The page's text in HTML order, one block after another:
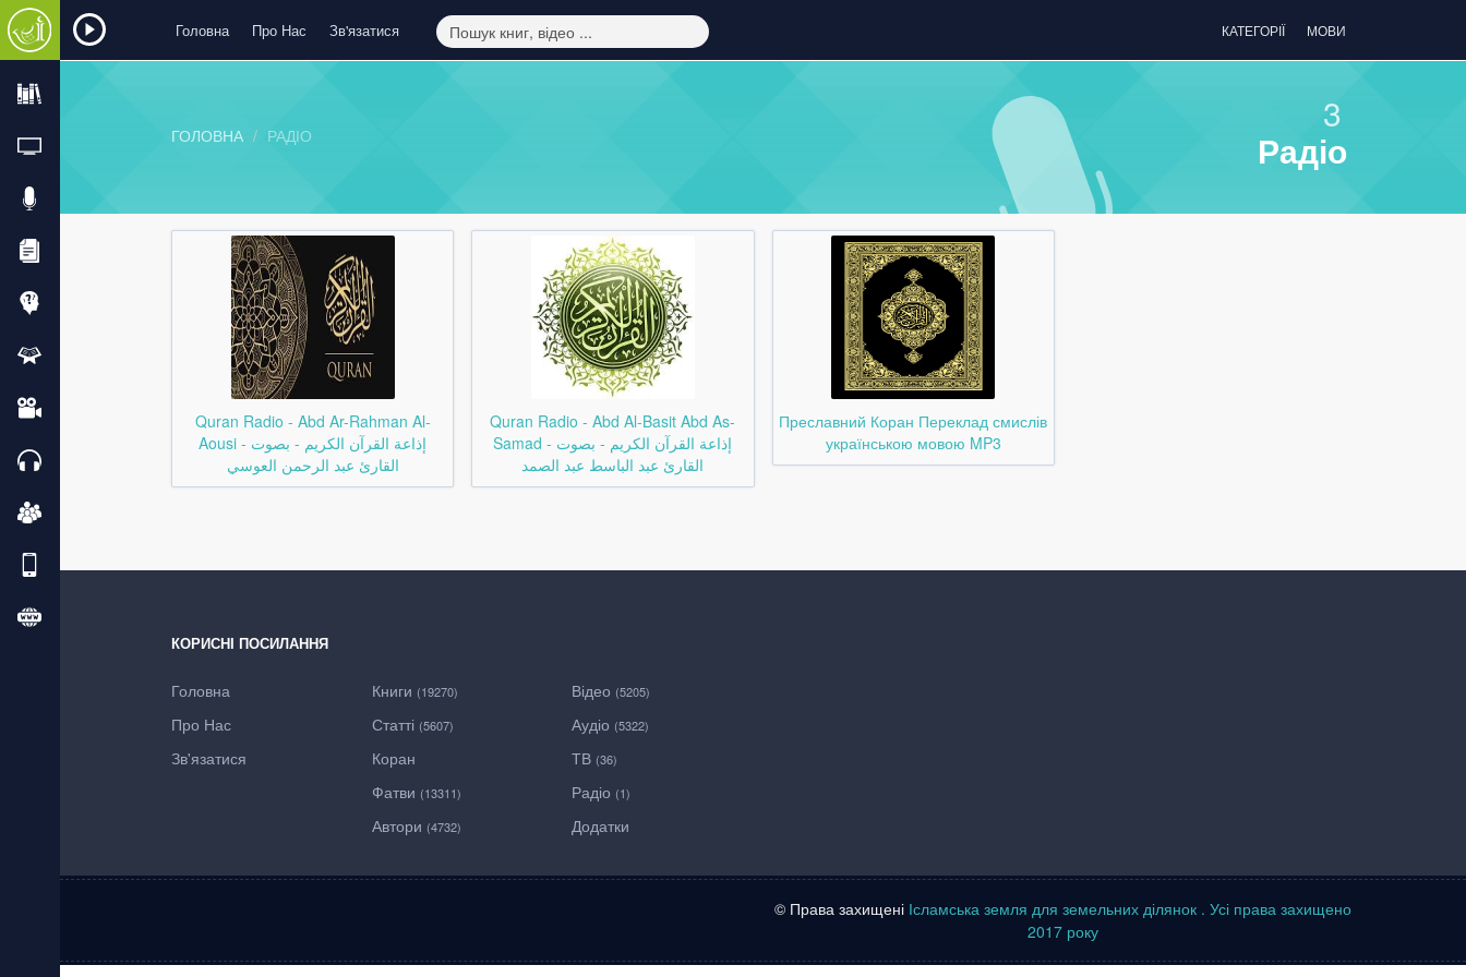
Головна Про Нас Зв'язатися КАТЕГОРІЇ МОВИ
ГОЛОВНА РАДІО 3
Радіо
Quran Radio - Abd Ar-Rahman Al-
Aousi - إذاعة القرآن الكريم - بصوت
القارئ عبد الرحمن العوسي
Quran Radio - Abd Al-Basit Abd As-
Samad - إذاعة القرآن الكريم - بصوت
القارئ عبد الباسط عبد الصمد
Преславний Коран Переклад смислів
українською мовою MP3
КОРИСНІ ПОСИЛАННЯ
Головна
Про Нас
Зв'язатися
Книги (19270)
Статті (5607)
Коран
Фатви (13311)
Автори (4732)
Відео (5205)
Аудіо (5322)
ТВ (36)
Радіо (1)
Додатки
© Права захищені Ісламська земля для земельних ділянок . Усі права захищено
2017 року